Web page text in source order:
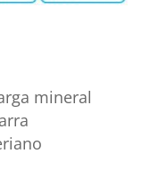
mineral